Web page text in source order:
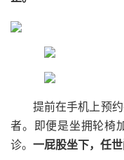
提前在手机上预
者。即便是坐拥轮椅
诊。 一屁股坐下，任世